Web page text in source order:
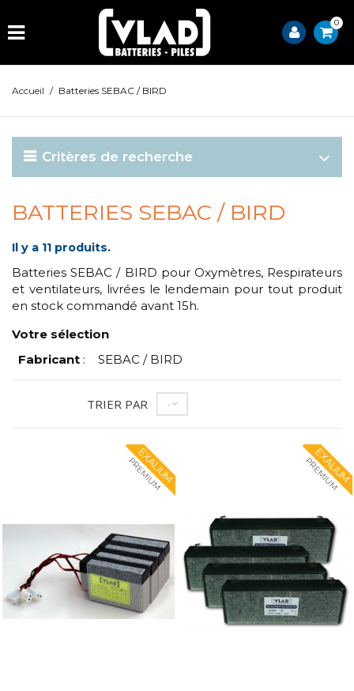
0
Accueil / Batteries SEBAC / BIRD
Critères de recherche
BATTERIES SEBAC / BIRD
Il y a 11 produits.
Batteries SEBAC / BIRD pour Oxymètres, Respirateurs
et ventilateurs, livrées le lendemain pour tout produit
en stock commandé avant 15h.
Votre sélection
Fabricant : SEBAC / BIRD
TRIER PAR --
EXALIUM
PREMIUM EXALIUM
PREMIUM